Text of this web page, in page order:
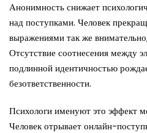
Анонимность снижает
над поступками. Человек
выражениями так же
Отсутствие соотнесения между
подлинной идентичностью
безответственности.
Психологи именуют это эффект
Человек отрывает онлайн-